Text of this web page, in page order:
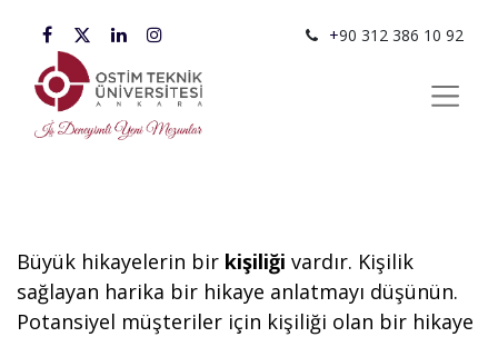
+90 312 386 10 92
Büyük hikayelerin bir kişiliği vardır. Kişilik
sağlayan harika bir hikaye anlatmayı düşünün.
Potansiyel müşteriler için kişiliği olan bir hikaye